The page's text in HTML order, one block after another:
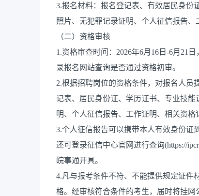
3.报名材料：报名登记表、有效居民身份
照片、无犯罪记录证明、个人征信报告、
（二）资格审核
1.资格审查时间：2026年6月16日-6月21
录报名网站查询是否通过资格初审。
2.根据招聘岗位的资格条件，对报名人员
记表、居民身份证、学历证书、专业技
明、个人征信报告、工作证明、相关资格
3.个人征信报告可以携带本人有效身份证
还可登录征信中心官网进行查询(https://
皖事通开具。
4.凡与报考条件不符、不能提供规定证件
格。经审核符合条件的考生，届时将挂